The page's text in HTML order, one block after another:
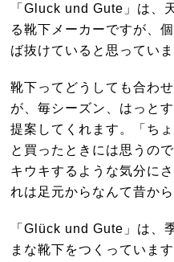
「Gluck und Gute」は、
る靴下メーカーですが、
ば抜けていると思っていま
靴下ってどうしても合わ
が、毎シーズン、はっと
提案してくれます。「ち
と買ったときには思うの
キウキするような気分に
れは足元からなんて昔か
「Glück und Gute」は、
まな靴下をつくっていま